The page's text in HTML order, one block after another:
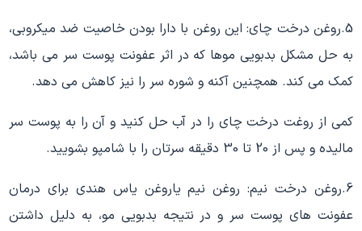
5.روغن درخت چای: این روغن با دارا بودن خاصیت ضد میکروبی،
به حل مشکل بدبویی موها که در اثر عفونت پوست سر می باشد،
کمک می کند. همچنین آکنه و شوره سر را نیز کاهش می دهد.
کمی از روغت درخت چای را در آب حل کنید و آن را به پوست سر
مالیده و پس از 20 تا 30 دقیقه سرتان را با شامپو بشویید.
6.روغن درخت نیم: روغن نیم یاروغن یاس هندی برای درمان
عفونت های پوست سر و در نتیجه بدبویی مو، به دلیل داشتن